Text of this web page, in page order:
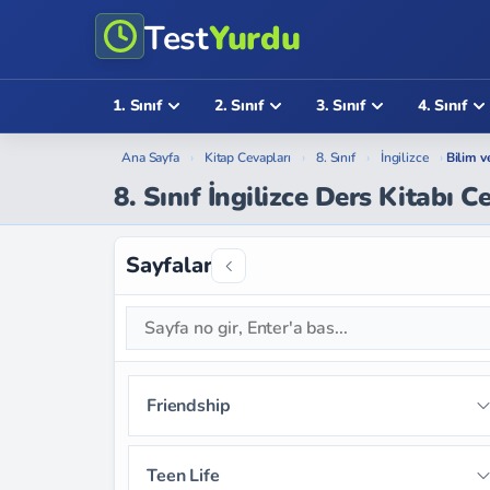
TestYurdu
1. Sınıf 2. Sınıf 3. Sınıf 4. Sınıf
Ana Sayfa › Kitap Cevapları › 8. Sınıf › İngilizce › Bilim
8. Sınıf İngilizce Ders Kitabı
Sayfalar
Friendship
Teen Life